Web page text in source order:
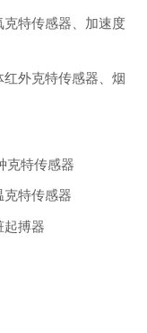
特传感器、加速度
外克特传感器、烟
克特传感器
克特传感器
起搏器